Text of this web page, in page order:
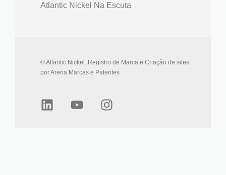
Atlantic Nickel Na Escuta
© Atlantic Nickel. Registro de Marca e Criação de sites
por Arena Marcas e Patentes